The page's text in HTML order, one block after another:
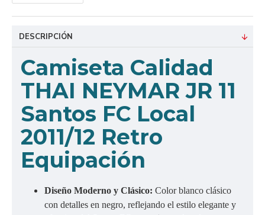
DESCRIPCIÓN
Camiseta Calidad
THAI NEYMAR JR 11
Santos FC Local
2011/12 Retro
Equipación
Diseño Moderno y Clásico: Color blanco clásico
con detalles en negro, reflejando el estilo elegante y